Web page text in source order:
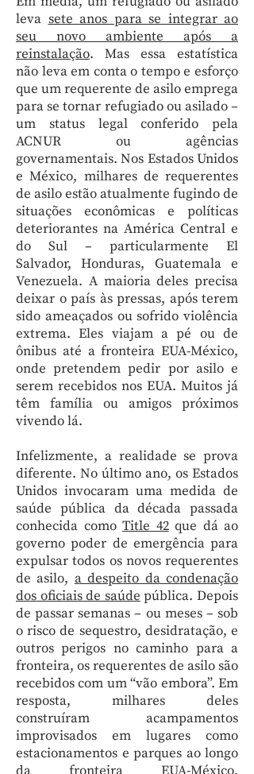
leva sete anos para se integrar ao
seu novo ambiente após a
reinstalação. Mas essa estatística
não leva em conta o tempo e esforço
que um requerente de asilo emprega
para se tornar refugiado ou asilado –
um status legal conferido pela
ACNUR ou agências
governamentais. Nos Estados Unidos
e México, milhares de requerentes
de asilo estão atualmente fugindo de
situações econômicas e políticas
deteriorantes na América Central e
do Sul – particularmente El
Salvador, Honduras, Guatemala e
Venezuela. A maioria deles precisa
deixar o país às pressas, após terem
sido ameaçados ou sofrido violência
extrema. Eles viajam a pé ou de
ônibus até a fronteira EUA-México,
onde pretendem pedir por asilo e
serem recebidos nos EUA. Muitos já
têm família ou amigos próximos
vivendo lá.
Infelizmente, a realidade se prova
diferente. No último ano, os Estados
Unidos invocaram uma medida de
saúde pública da década passada
conhecida como Title 42que dá ao
governo poder de emergência para
expulsar todos os novos requerentes
de asilo, a despeito da condenação
dos oficiais de saúde pública. Depois
de passar semanas – ou meses – sob
o risco de sequestro, desidratação, e
outros perigos no caminho para a
fronteira, os requerentes de asilo são
recebidos com um “vão embora”. Em
resposta, milhares deles
construíram acampamentos
improvisados em lugares como
estacionamentos e parques ao longo